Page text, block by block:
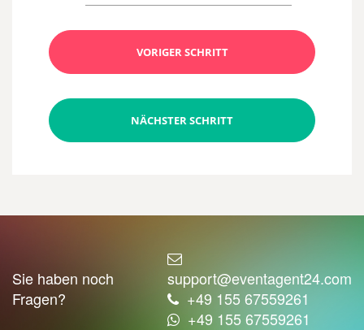
VORIGER SCHRITT
NÄCHSTER SCHRITT
Sie haben noch
Fragen?
support@eventagent24.com
+49 155 67559261
+49 155 67559261